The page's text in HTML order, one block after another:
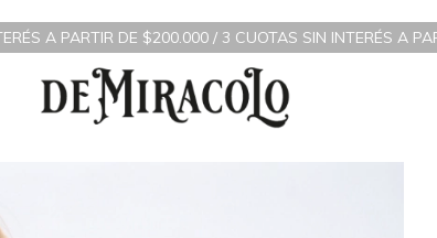
$200.000 / 3 CUOTAS SIN INTERÉS A PARTIR DE $70.000 /